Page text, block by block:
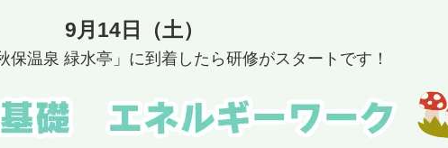
9月14日（土）
保温泉 緑水亭」に到着したら研修がスタートです！